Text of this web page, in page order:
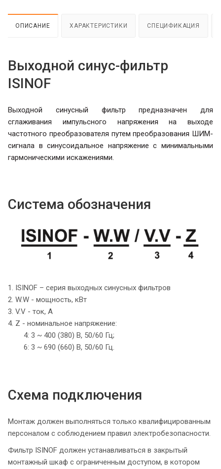
ОПИСАНИЕ ХАРАКТЕРИСТИКИ СПЕЦИФИКАЦИЯ
Выходной синус-фильтр
ISINOF
Выходной синусный фильтр предназначен для
сглаживания импульсного напряжения на выходе
частотного преобразователя путем преобразования ШИМ-
сигнала в синусоидальное напряжение с минимальными
гармоническими искажениями.
Система обозначения
1. ISINOF – серия выходных синусных фильтров
2. W.W - мощность, кВт
3. V.V - ток, А
4. Z - номинальное напряжение:
4: 3 ~ 400 (380) В, 50/60 Гц;
6: 3 ~ 690 (660) В, 50/60 Гц.
Схема подключения
Монтаж должен выполняться только квалифицированным
персоналом с соблюдением правил электробезопасности.
Фильтр ISINOF должен устанавливаться в закрытый
монтажный шкаф с ограниченным доступом, в котором